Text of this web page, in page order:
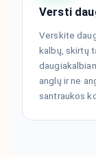
Versti
Verskite
kalbų, skirtų
anglų ir ne
santraukos